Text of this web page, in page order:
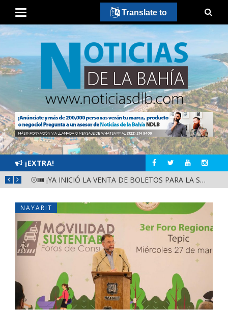
¡EXTRA!
⚾🎟️ ¡YA INICIÓ LA VENTA DE BOLETOS PARA LA SERIE DEL CARIBE KIDS NAYARIT 2026!
NAYARIT
Translate to